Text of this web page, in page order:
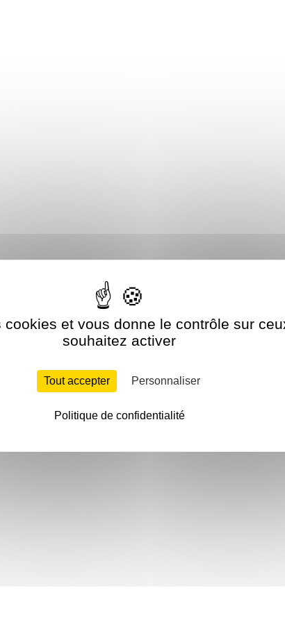
cookies et vous donne le contrôle sur
souhaitez activer
Tout accepter Personnaliser
Politique de confidentialité